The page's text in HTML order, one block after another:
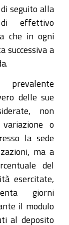
seguito alla
di effettivo
che in ogni
successiva a
prevalente
delle sue
non
o
la sede
ma a
del
esercitate,
giorni
il modulo
al deposito